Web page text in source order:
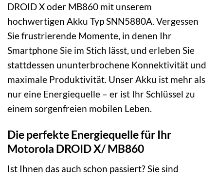
DROID X oder MB860 mit unserem
hochwertigen Akku Typ SNN5880A. Vergessen
Sie frustrierende Momente, in denen Ihr
Smartphone Sie im Stich lässt, und erleben Sie
stattdessen ununterbrochene Konnektivität und
maximale Produktivität. Unser Akku ist mehr als
nur eine Energiequelle – er ist Ihr Schlüssel zu
einem sorgenfreien mobilen Leben.
Die perfekte Energiequelle für Ihr
Motorola DROID X/ MB860
Ist Ihnen das auch schon passiert? Sie sind